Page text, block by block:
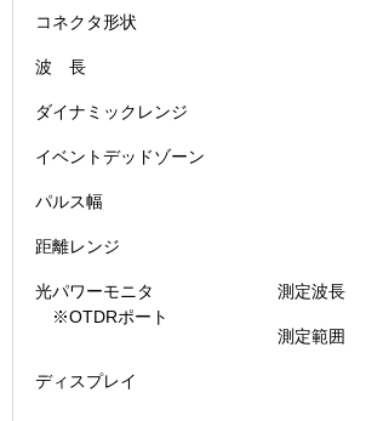
コネクタ形状
波 長
ダイナミックレンジ
イベントデッドゾーン
パルス幅
距離レンジ
光パワーモニタ
※OTDRポート
測定波長
測定範囲
ディスプレイ